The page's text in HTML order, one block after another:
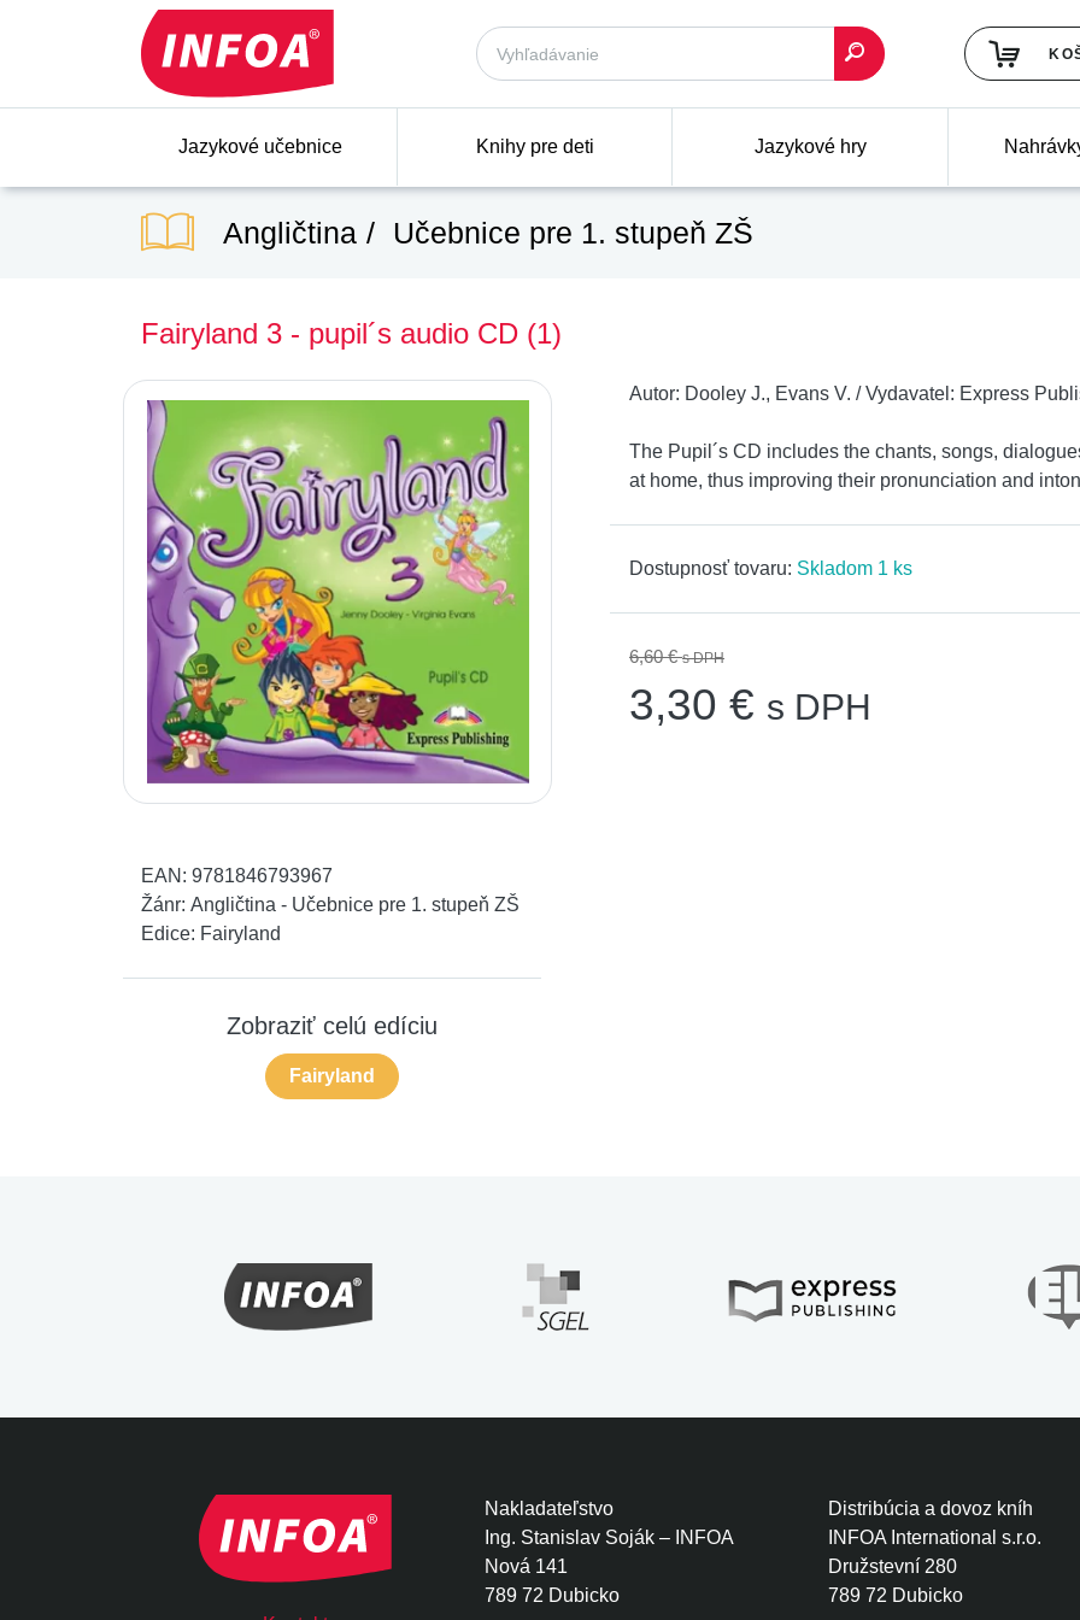
Jazykové učebnice Knihy pre deti Jazykové hry
Angličtina Učebnice pre 1. stupeň ZŠ
Fairyland 3 - pupil´s audio CD (1)
Autor: Dooley J., Evans V. /Vydavatel: Express
The Pupil´s CD includes the chants, songs,
at home, thus improving their pronunciation and
Dostupnosť tovaru: Skladom 1 ks
6,60 €s DPH
3,30 € s DPH
EAN: 9781846793967
Žánr: Angličtina - Učebnice pre 1. stupeň ZŠ
Edice: Fairyland
Zobraziť celú edíciu
Fairyland
Nakladateľstvo
Ing. Stanislav Soják – INFOA
Nová 141
789 72 Dubicko
Distribúcia a dovoz kníh
INFOA International s.r.o.
Družstevní 280
789 72 Dubicko